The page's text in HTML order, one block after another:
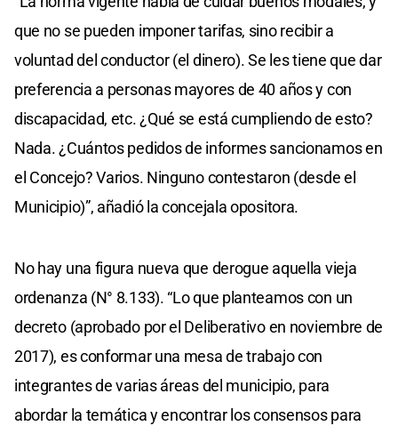
que no se pueden imponer tarifas, sino recibir a
voluntad del conductor (el dinero). Se les tiene que dar
preferencia a personas mayores de 40 años y con
discapacidad, etc. ¿Qué se está cumpliendo de esto?
Nada. ¿Cuántos pedidos de informes sancionamos en
el Concejo? Varios. Ninguno contestaron (desde el
Municipio)”, añadió la concejala opositora.
No hay una figura nueva que derogue aquella vieja
ordenanza (N° 8.133). “Lo que planteamos con un
decreto (aprobado por el Deliberativo en noviembre de
2017), es conformar una mesa de trabajo con
integrantes de varias áreas del municipio, para
abordar la temática y encontrar los consensos para